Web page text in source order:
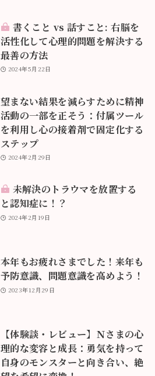
書くこと vs 話すこと: 右脳を
活性化して心理的問題を解決する
最善の方法
2024年5月22日
望まない結果を減らすために精神
活動の一部を正そう：付属ツール
を利用し心の接着剤で固定化する
ステップ
2024年2月29日
未解決のトラウマを放置する
と認知症に！？
2024年2月19日
本年もお疲れさまでした！来年も
予防意識、問題意識を高めよう！
2023年12月29日
【体験談・レビュー】Ｎさまの心
理的な変容と成長：勇気を持って
自身のモンスターと向き合い、絶